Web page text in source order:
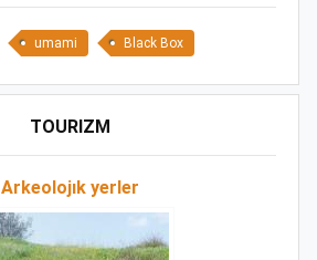
umami Black Box
TOURIZM
Arkeolojık yerler